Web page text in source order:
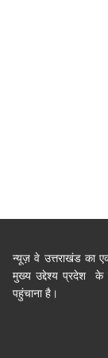
न्यूज़ वे उत्तराखंड का
मुख्य उद्देश्य प्रदेश के
पहुंचाना है।